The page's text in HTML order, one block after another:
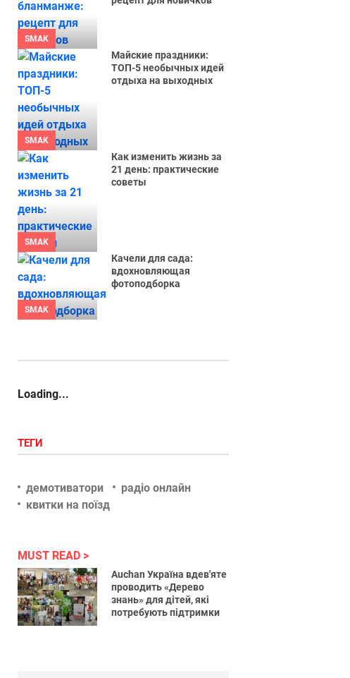
SMAK
SMAK
Майские праздники:
ТОП-5 необычных идей
отдыха на выходных
SMAK
Как изменить жизнь за
21 день: практические
советы
SMAK
Качели для сада:
вдохновляющая
фотоподборка
Loading...
ТЕГИ
демотиватори
радіо онлайн
квитки на поїзд
MUST READ
Auchan Україна вдев'яте
проводить «Дерево
знань» для дітей, які
потребують підтримки